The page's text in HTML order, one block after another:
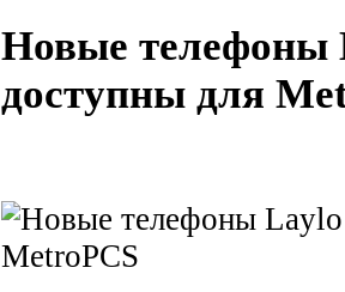
Новые телефоны
доступны для